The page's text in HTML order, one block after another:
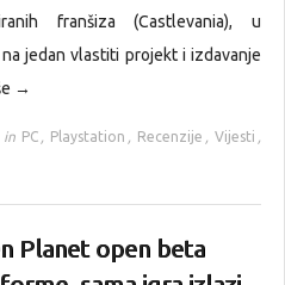
franšiza (Castlevania), u
jedan vlastiti projekt i izdavanje
→
in PC , Playstation , Recenzije , Vijesti ,
Planet open beta